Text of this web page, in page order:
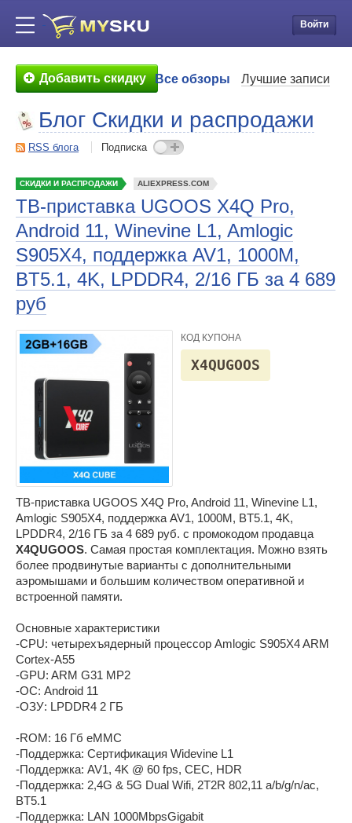
Войти
Добавить скидку Все обзоры Лучшие записи
Блог Скидки и распродажи
RSS блога Подписка
СКИДКИ И РАСПРОДАЖИ ALIEXPRESS.COM
ТВ-приставка UGOOS X4Q Pro,
Android 11, Winevine L1, Amlogic
S905X4, поддержка AV1, 1000M,
BT5.1, 4K, LPDDR4, 2/16 ГБ за 4 689
руб
КОД КУПОНА
X4QUGOOS
ТВ-приставка UGOOS X4Q Pro, Android 11, Winevine L1,
Amlogic S905X4, поддержка AV1, 1000M, BT5.1, 4K,
LPDDR4, 2/16 ГБ за 4 689 руб. с промокодом продавца
X4QUGOOS. Самая простая комплектация. Можно взять
более продвинутые варианты с дополнительными
аэромышами и большим количеством оперативной и
встроенной памяти.
Основные характеристики
-CPU: четырехъядерный процессор Amlogic S905X4 ARM
Cortex-A55
-GPU: ARM G31 MP2
-ОС: Android 11
-ОЗУ: LPDDR4 2 ГБ
-ROM: 16 Гб eMMC
-Поддержка: Сертификация Widevine L1
-Поддержка: AV1, 4K @ 60 fps, CEC, HDR
-Поддержка: 2,4G & 5G Dual Wifi, 2T2R 802,11 a/b/g/n/ac,
BT5.1
-Поддержка: LAN 1000MbpsGigabit